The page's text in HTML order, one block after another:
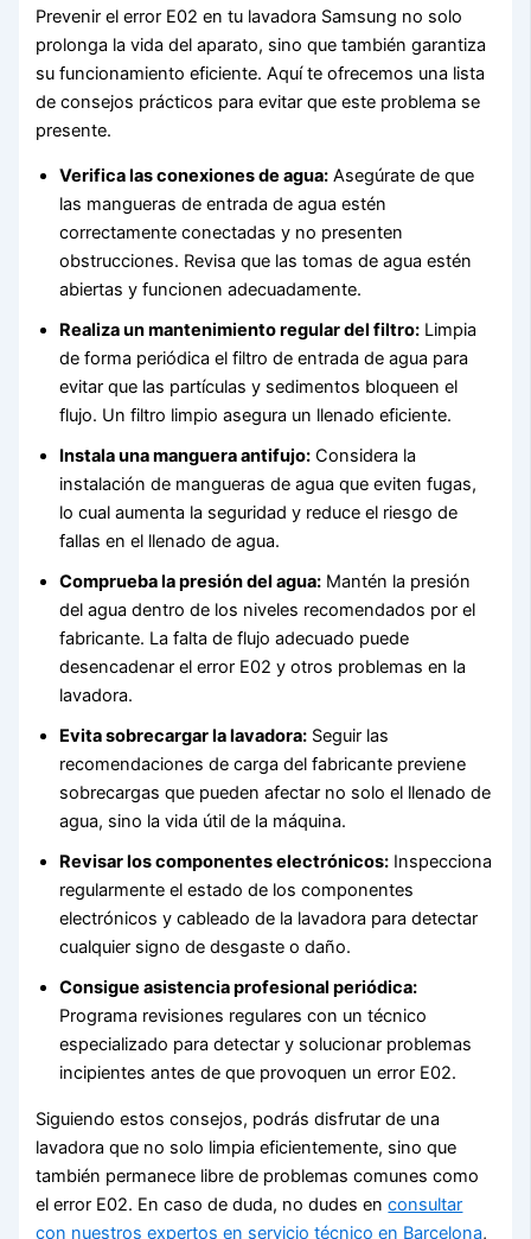
Prevenir el error E02 en tu lavadora Samsung no solo
prolonga la vida del aparato, sino que también garantiza
su funcionamiento eficiente. Aquí te ofrecemos una lista
de consejos prácticos para evitar que este problema se
presente.
Verifica las conexiones de agua: Asegúrate de que
las mangueras de entrada de agua estén
correctamente conectadas y no presenten
obstrucciones. Revisa que las tomas de agua estén
abiertas y funcionen adecuadamente.
Realiza un mantenimiento regular del filtro: Limpia
de forma periódica el filtro de entrada de agua para
evitar que las partículas y sedimentos bloqueen el
flujo. Un filtro limpio asegura un llenado eficiente.
Instala una manguera antifujo: Considera la
instalación de mangueras de agua que eviten fugas,
lo cual aumenta la seguridad y reduce el riesgo de
fallas en el llenado de agua.
Comprueba la presión del agua: Mantén la presión
del agua dentro de los niveles recomendados por el
fabricante. La falta de flujo adecuado puede
desencadenar el error E02 y otros problemas en la
lavadora.
Evita sobrecargar la lavadora: Seguir las
recomendaciones de carga del fabricante previene
sobrecargas que pueden afectar no solo el llenado de
agua, sino la vida útil de la máquina.
Revisar los componentes electrónicos: Inspecciona
regularmente el estado de los componentes
electrónicos y cableado de la lavadora para detectar
cualquier signo de desgaste o daño.
Consigue asistencia profesional periódica:
Programa revisiones regulares con un técnico
especializado para detectar y solucionar problemas
incipientes antes de que provoquen un error E02.
Siguiendo estos consejos, podrás disfrutar de una
lavadora que no solo limpia eficientemente, sino que
también permanece libre de problemas comunes como
el error E02. En caso de duda, no dudes enconsultar
con nuestros expertos en servicio técnico en Barcelona,